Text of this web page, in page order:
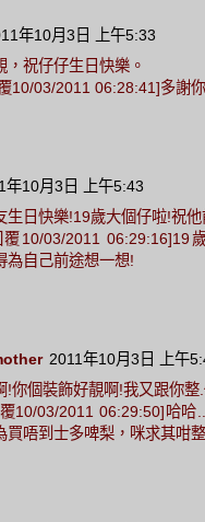
年10月3日 上午5:33
，祝仔仔生日快樂。
10/03/2011 06:28:41]多謝
年10月3日 上午5:43
生日快樂!19歲大個仔啦!祝他
10/03/2011 06:29:16]19
為自己前途想一想!
2011年10月3日 上午
!你個裝飾好靚啊!我又跟你整
10/03/2011 06:29:50]哈哈
買唔到士多啤梨，咪求其咁